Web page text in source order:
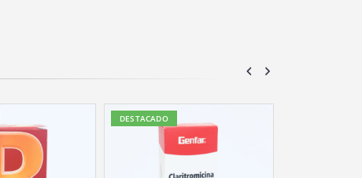
DESTACADO